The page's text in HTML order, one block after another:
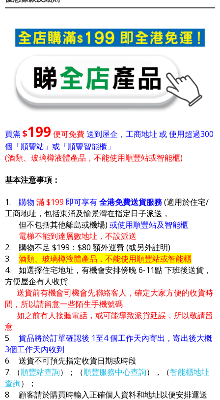
買滿$199 便可免費送到屋企，工商地址 或 使用超過300
個「順豐站」或「順豐智能櫃」
(酒類、玻璃樽液體產品，不能使用順豐站或智能櫃)
基本注意事項：
1. 購物 滿 $199 即可享有全港免費送貨服務(適用於住宅/
工商地址，包括東涌及愉景灣在指定日子派送，
但不包括其他離島或機場) 或使用順豐站及智能櫃
電梯不能到達層數地址，不設派送
2. 購物不足 $199：$80 額外運費 (或另外註明)
3. 酒類、玻璃樽液體產品，不能使用順豐站或智能櫃
4. 如選擇住宅地址，有機會安排傍晚 6-11點 下班後送貨，
方便屋企有人收貨
送貨前有機會司機會先聯絡客人，確定大家方便的收貨時
間，所以請留意一些陌生手機號碼
如之前冇人接聽電話，或可能導致派貨延誤，所以敬請留
意
5. 貨品將於訂單確認後 1至4 個工作天內寄出，寄出後大概
3個工作天內收到
6. 送貨不可預先指定收貨日期或時段
7. （順豐站查詢）；（順豐服務中心查詢），（智能櫃地址
查詢）；
8. 顧客請於購買時輸入正確個人資料和地址以便安排運送